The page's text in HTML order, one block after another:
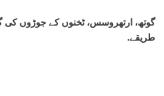
گوتھ، ارتھروسس، ٹخنوں کے جوڑوں کی
طریقے.